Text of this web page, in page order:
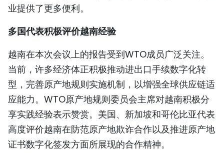
业提供了更多便利。
多国代表积极评价越南经验
越南在本次会议上的报告受到WTO成员广泛关注。
当前，许多经济体正积极推动进出口手续数字化转
型，完善原产地规则实施机制，以增强全球供应链适
应能力。WTO原产地规则委员会主席对越南积极分
享实践经验表示赞赏。美国、新加坡和哥伦比亚代表
高度评价越南在防范原产地欺诈合作以及推进原产地
证书数字化签发方面所展现的合作精神。